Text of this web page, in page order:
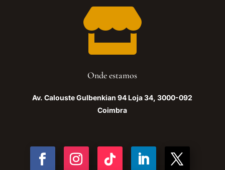

Onde estamos
Av. Calouste Gulbenkian 94 Loja 34, 3000-092
Coimbra